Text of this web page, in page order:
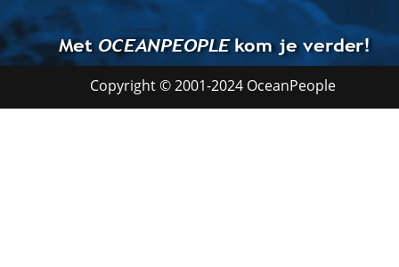
Met OCEANPEOPLE kom je verder!
Copyright © 2001-2024 OceanPeople